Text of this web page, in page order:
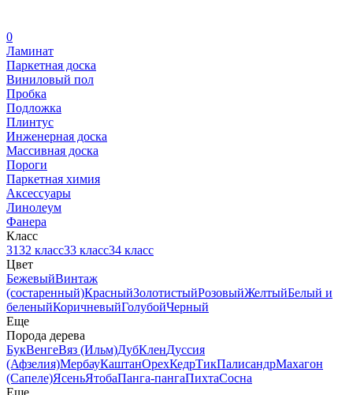
0
Ламинат
Паркетная доска
Виниловый пол
Пробка
Подложка
Плинтус
Инженерная доска
Массивная доска
Пороги
Паркетная химия
Аксессуары
Линолеум
Фанера
Класс
3132 класс33 класс34 класс
Цвет
БежевыйВинтаж
(состаренный)КрасныйЗолотистыйРозовыйЖелтыйБелый и
беленыйКоричневыйГолубойЧерный
Еще
Порода дерева
БукВенгеВяз (Ильм)ДубКленДуссия
(Афзелия)МербауКаштанОрехКедрТикПалисандрМахагон
(Сапеле)ЯсеньЯтобаПанга-пангаПихтаСосна
Еще